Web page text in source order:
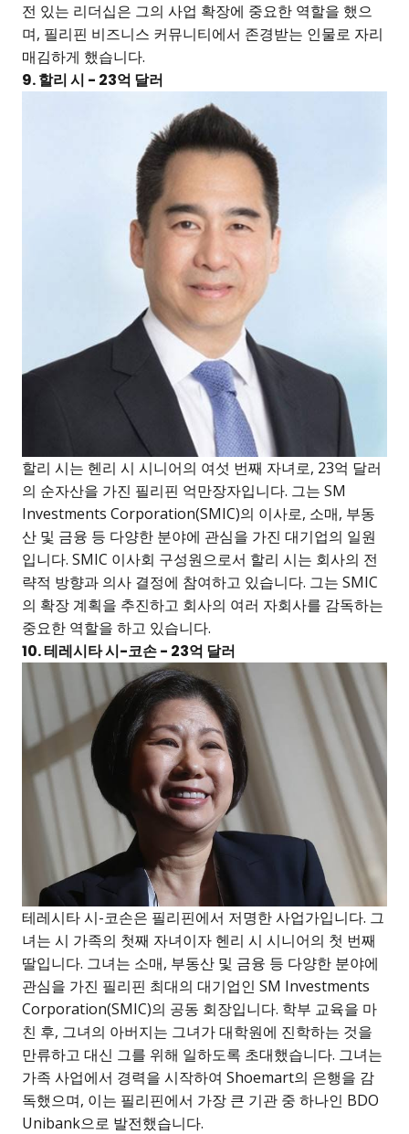
전 있는 리더십은 그의 사업 확장에 중요한 역할을 했으
며, 필리핀 비즈니스 커뮤니티에서 존경받는 인물로 자리
매김하게 했습니다.
9. 할리 시 - 23억 달러
할리 시는 헨리 시 시니어의 여섯 번째 자녀로, 23억 달러
의 순자산을 가진 필리핀 억만장자입니다. 그는 SM
Investments Corporation(SMIC)의 이사로, 소매, 부동
산 및 금융 등 다양한 분야에 관심을 가진 대기업의 일원
입니다. SMIC 이사회 구성원으로서 할리 시는 회사의 전
략적 방향과 의사 결정에 참여하고 있습니다. 그는 SMIC
의 확장 계획을 추진하고 회사의 여러 자회사를 감독하는
중요한 역할을 하고 있습니다.
10. 테레시타 시-코손 - 23억 달러
테레시타 시-코손은 필리핀에서 저명한 사업가입니다. 그
녀는 시 가족의 첫째 자녀이자 헨리 시 시니어의 첫 번째
딸입니다. 그녀는 소매, 부동산 및 금융 등 다양한 분야에
관심을 가진 필리핀 최대의 대기업인 SM Investments
Corporation(SMIC)의 공동 회장입니다. 학부 교육을 마
친 후, 그녀의 아버지는 그녀가 대학원에 진학하는 것을
만류하고 대신 그를 위해 일하도록 초대했습니다. 그녀는
가족 사업에서 경력을 시작하여 Shoemart의 은행을 감
독했으며, 이는 필리핀에서 가장 큰 기관 중 하나인 BDO
Unibank으로 발전했습니다.